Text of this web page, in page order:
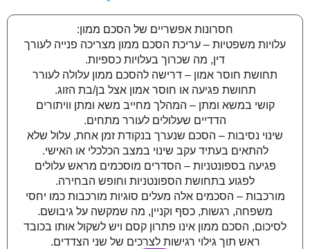
חסרונות אפשריים של הסכם ממון:
עלויות משפטיות – עריכת הסכם ממון מצריכה פנייה לעורך
דין, מה שכרוך בעלויות כספיות.
תחושת חוסר אמון – דרישה להסכם ממון עלולה לעורר
תחושת פגיעה או חוסר אמון אצל בן/בת הזוג.
קושי במשא ומתן – המהלך מחייב משא ומתן וויתורים
הדדיים שעלולים לעורר מתחים.
שינוי נסיבות – הסכם שנערך בנקודת זמן אחת, עלול שלא
להתאים בעתיד עקב שינוי במצב הכלכלי או האישי.
פגיעה בספונטניות – הסדרים מוסכמים מראש עלולים
לפגוע בתחושת הספונטניות וחופש הבחירה.
מורכבות – הסכמים אלה מעלים סוגיות מורכבות כמו יחסי
משפחה, רגשות, כסף וקניין, מה שמקשה על גיבושם.
לסיכום, הסכם ממון אינו פתרון קסם ויש לשקול אותו בכובד
ראש תוך גילוי רגישות לצרכים של שני הצדדים.